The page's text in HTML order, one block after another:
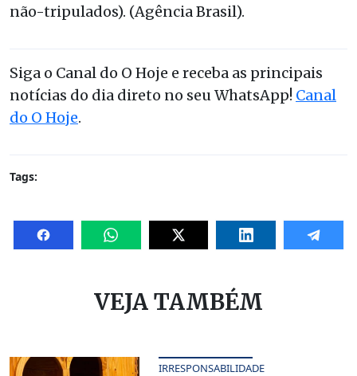
não-tripulados). (Agência Brasil).
Siga o Canal do O Hoje e receba as principais
notícias do dia direto no seu WhatsApp! Canal
do O Hoje.
Tags:
VEJA TAMBÉM
IRRESPONSABILIDADE